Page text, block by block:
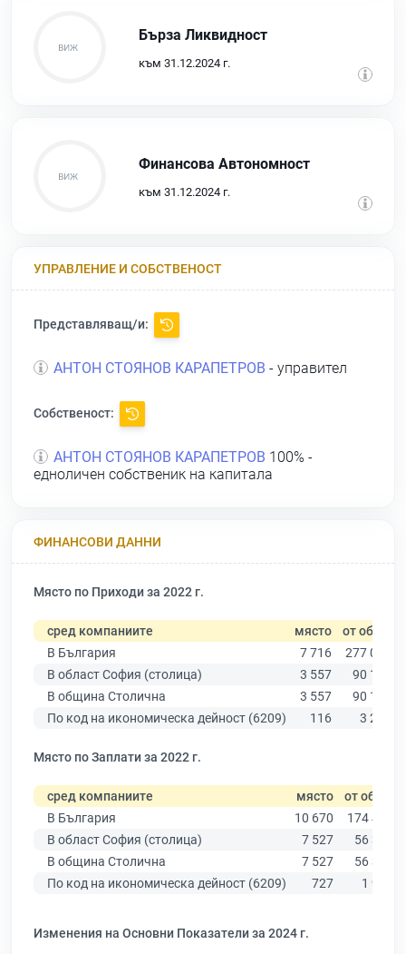
Бърза Ликвидност
към 31.12.2024 г.
Финансова Автономност
към 31.12.2024 г.
УПРАВЛЕНИЕ И СОБСТВЕНОСТ
Представляващ/и:
АНТОН СТОЯНОВ КАРАПЕТРОВ - управител
Собственост:
АНТОН СТОЯНОВ КАРАПЕТРОВ 100% -
едноличен собственик на капитала
ФИНАНСОВИ ДАННИ
Място по Приходи за 2022 г.
сред компаниите място от общо
В България
7 716
277 019
В област София (столица)
3 557
90 178
В община Столична
3 557
90 178
По код на икономическа дейност (6209)
116 3 288
Място по Заплати за 2022 г.
сред компаниите място от общо
В България
10 670
174 403
В област София (столица)
7 527
56 378
В община Столична
7 527
56 378
По код на икономическа дейност (6209)
727 1 961
Изменения на Основни Показатели за 2024 г.